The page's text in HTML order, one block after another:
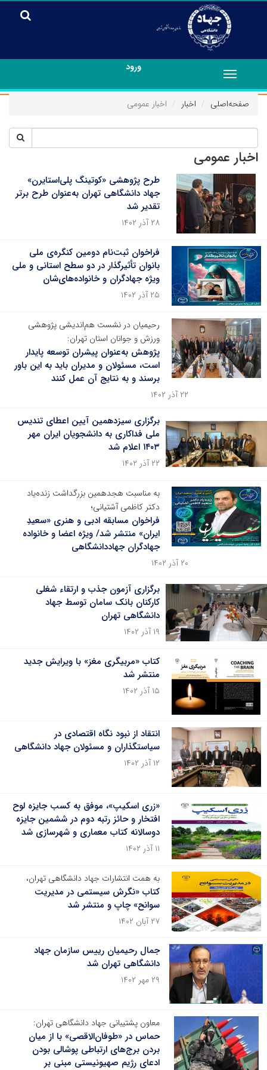
ورود
Toggle
navigation
صفحه‌اصلی
اخبار اخبار عمومی
اخبار عمومی
طرح پژوهشی «کوتینگ پلی‌استایرن»
جهاد دانشگاهی تهران به‌عنوان طرح برتر
تقدیر شد
۲۸ آذر ۱۴۰۲
فراخوان ثبت‌نام دومین کنگره‌ی ملی
بانوان تأثیرگذار در دو سطح استانی و ملی
ویژه جهادگران و خانواده‌های‌شان
۲۵ آذر ۱۴۰۲
رحیمیان در نشست هم‌اندیشی پژوهشی
ورزش و جوانان استان تهران:
پژوهش به‌عنوان پیشران توسعه پایدار
است، مسئولان و مدیران باید به این باور
برسند و به نتایج آن عمل کنند
۲۲ آذر ۱۴۰۲
برگزاری سیزدهمین آیین اعطای تندیس
ملی فداکاری به دانشجویان ایران مهر
۱۴۰۳ اعلام شد
۲۲ آذر ۱۴۰۲
به مناسبت هجدهمین بزرگداشت زنده‌یاد
دکتر کاظمی آشتیانی؛
فراخوان مسابقه ادبی و هنری «سعیدِ
ایران» منتشر شد/ ویژه اعضا و خانواده
جهادگران جهاددانشگاهی
۲۰ آذر ۱۴۰۲
برگزاری آزمون جذب و ارتقاء شغلی
کارکنان بانک سامان توسط جهاد
دانشگاهی تهران
۱۹ آذر ۱۴۰۲
کتاب «مربیگری مغز» با ویرایش جدید
منتشر شد
۱۵ آذر ۱۴۰۲
انتقاد از نبود نگاه اقتصادی در
سیاستگذاران و مسئولان جهاد دانشگاهی
۱۲ آذر ۱۴۰۲
«زری اسکیپ»، موفق به کسب جایزه لوح
افتخار و حائز رتبه دوم در ششمین جایزه
دوسالانه کتاب معماری و شهرسازی شد
۱۱ آذر ۱۴۰۲
به همت انتشارات جهاد دانشگاهی تهران،
کتاب «نگرش سیستمی در مدیریت
سوانح» چاپ و منتشر شد
۲۷ آبان ۱۴۰۲
جمال رحیمیان رییس سازمان جهاد
دانشگاهی تهران شد
۲۹ مهر ۱۴۰۲
معاون پشتیبانی جهاد دانشگاهی تهران:
حماس در «طوفان‌الاقصی» با از میان
بردن برج‌های ارتباطی پوشالی بودن
ادعای رژیم صهیونیستی مبنی بر